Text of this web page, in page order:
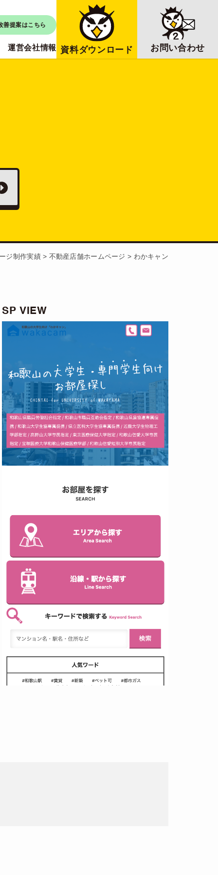
善提案はこちら
運営会社情報 資料ダウンロード お問い合わせ
ジ制作実績> 不動産店舗ホームページ > わかキャン
SP VIEW